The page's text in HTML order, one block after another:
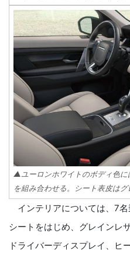
▲ユーロンホワイトのボディ色に
を組み合わせる。シート表皮は
インテリアについては、7
シートをはじめ、グレインレ
ドライバーディスプレイ、ヒ